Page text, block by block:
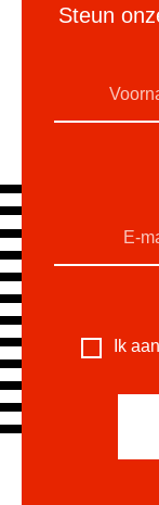
Steun
Ik